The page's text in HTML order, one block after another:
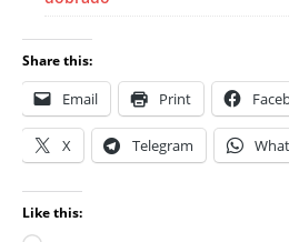
Share this:
Email Print
X Telegram
Like this: